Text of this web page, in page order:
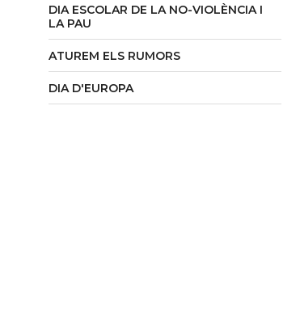
DIA ESCOLAR DE LA NO-VIOLÈNCIA I
LA PAU
ATUREM ELS RUMORS
DIA D'EUROPA